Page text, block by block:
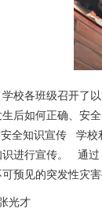
校各班级召开了
后如何正确、安
安全知识宣传 学
进行宣传。 通过
预见的突发性灾
光才